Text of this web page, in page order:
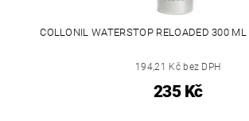
COLLONIL WATERSTOP RELOADED 300 ML
194,21 Kč bez DPH
235 Kč